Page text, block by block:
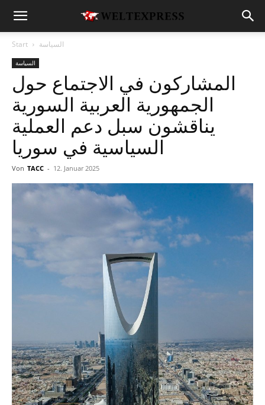
Start السياسة
السياسة
المشاركون في الاجتماع حول
الجمهورية العربية السورية
يناقشون سبل دعم العملية
السياسية في سوريا
Von TACC - 12. Januar 2025